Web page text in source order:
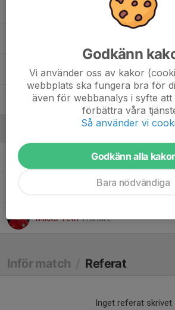
18. Olivia Alidani Pierrou
10. Philippa Lind
Alexander AhlqvistTränare &
David Hamberg LindTränare &
Mikko TetriTränare
Inför match Referat
Inget referat skrivet
Godkänn
Vi använder oss av kakor
webbplats ska fungera bra för
även för webbanalys i syfte att
förbättra våra
Så använder vi
Godkänn alla kakor
Bara nödvändiga